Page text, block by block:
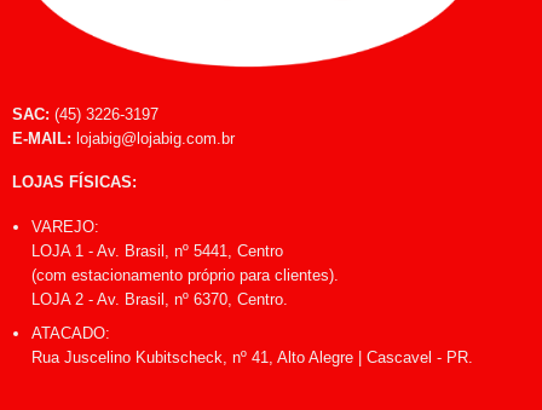
SAC: (45) 3226-3197
E-MAIL: lojabig@lojabig.com.br
LOJAS FÍSICAS:
VAREJO:
LOJA 1 - Av. Brasil, nº 5441, Centro
(com estacionamento próprio para clientes).
LOJA 2 - Av. Brasil, nº 6370, Centro.
ATACADO:
Rua Juscelino Kubitscheck, nº 41, Alto Alegre | Cascavel - PR.